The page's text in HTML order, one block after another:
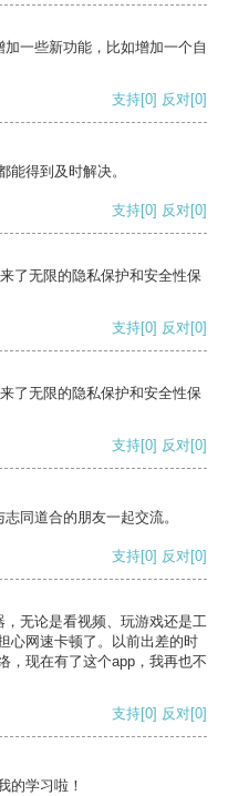
一些新功能，比如增加一个自
支持[0] 反对[0]
能得到及时解决。
支持[0] 反对[0]
了无限的隐私保护和安全性保
支持[0] 反对[0]
了无限的隐私保护和安全性保
支持[0] 反对[0]
同道合的朋友一起交流。
支持[0] 反对[0]
无论是看视频、玩游戏还是工
心网速卡顿了。以前出差的时
，现在有了这个app，我再也不
支持[0] 反对[0]
的学习啦！